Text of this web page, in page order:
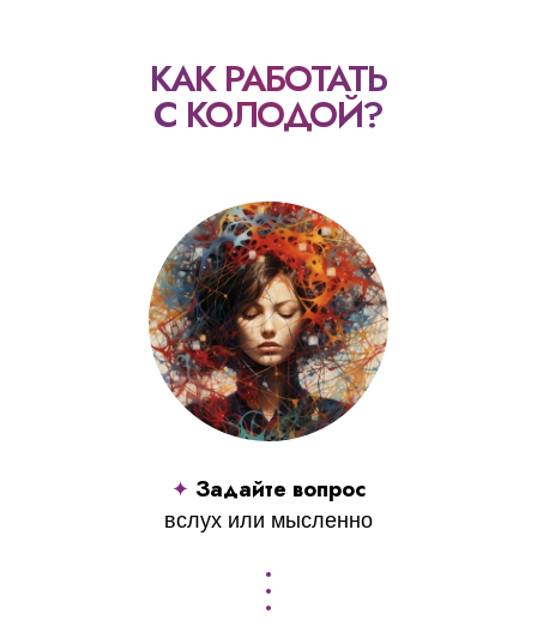
КАК РАБОТАТЬ
С КОЛОДОЙ?
✦ Задайте вопрос
вслух или мысленно